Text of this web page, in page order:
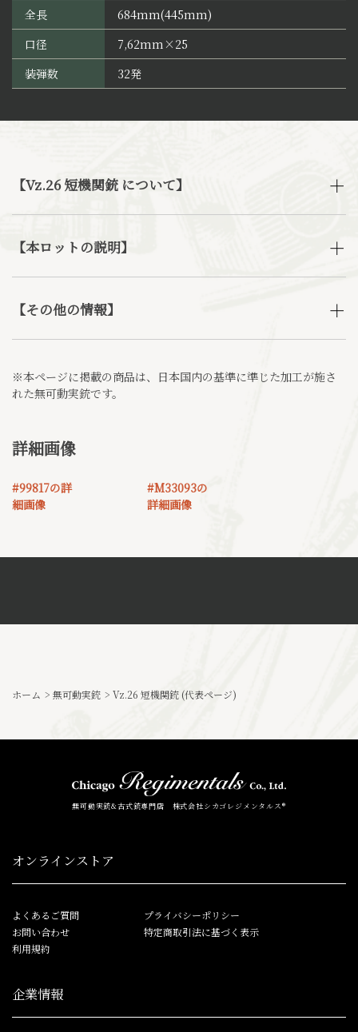
全長
684mm(445mm)
口径
7,62mm×25
装弾数
32発
【Vz.26 短機関銃 について】
【本ロットの説明】
【その他の情報】
※本ページに掲載の商品は、日本国内の基準に準じた加工が施さ
れた無可動実銃です。
詳細画像
#99817の詳
細画像
#M33093の
詳細画像
ホーム > 無可動実銃 > Vz.26 短機関銃 (代表ページ)
無可動実銃&古式銃専門店 株式会社シカゴレジメンタルス®
オンラインストア
よくあるご質問
お問い合わせ
利用規約
プライバシーポリシー
特定商取引法に基づく表示
企業情報